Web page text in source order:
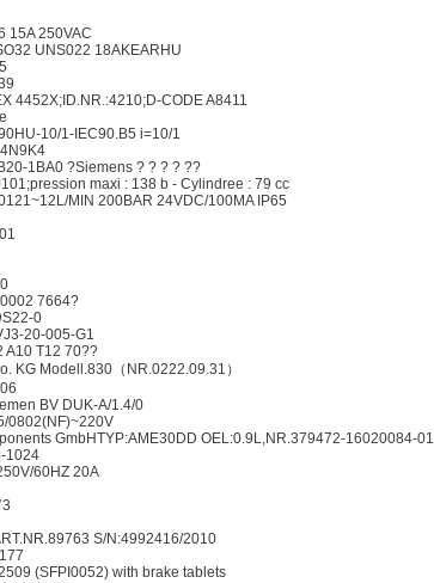
15A 250VAC
UNS022 18AKEARHU
4452X;ID.NR.:4210;D-CODE A8411
10/1-IEC90.B5 i=10/1
1BA0 ?Siemens ? ? ? ? ??
maxi : 138 b - Cylindree : 79 cc
MIN 200BAR 24VDC/100MA IP65
7664?
0
20-005-G1
A10 T12 70??
KG Modell.830（NR.0222.09.31）
BV DUK-A/1.4/0
0802(NF)~220V
GmbHTYP:AME30DD OEL:0.9L,NR.379472-16020084-01
1024
60HZ 20A
S/N:4992416/2010
(SFPI0052) with brake tablets